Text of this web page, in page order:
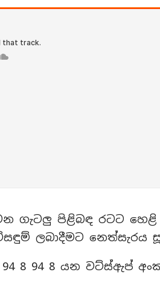
ගැටලු පිළිබඳ රටට
ලබාදීමට නෙත්සැරය
8 94 8 යන වට්ස්ඇප්